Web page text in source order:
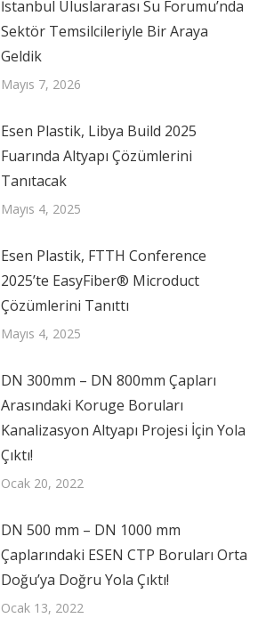
İstanbul Uluslararası Su Forumu’nda
Sektör Temsilcileriyle Bir Araya
Geldik
Mayıs 7, 2026
Esen Plastik, Libya Build 2025
Fuarında Altyapı Çözümlerini
Tanıtacak
Mayıs 4, 2025
Esen Plastik, FTTH Conference
2025’te EasyFiber® Microduct
Çözümlerini Tanıttı
Mayıs 4, 2025
DN 300mm – DN 800mm Çapları
Arasındaki Koruge Boruları
Kanalizasyon Altyapı Projesi İçin Yola
Çıktı!
Ocak 20, 2022
DN 500 mm – DN 1000 mm
Çaplarındaki ESEN CTP Boruları Orta
Doğu’ya Doğru Yola Çıktı!
Ocak 13, 2022